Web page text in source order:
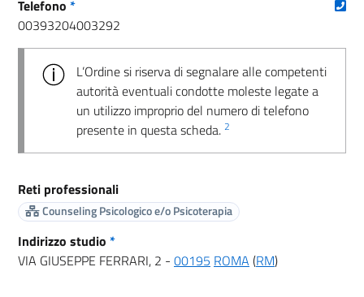
Telefono *
00393204003292
L’Ordine si riserva di segnalare alle competenti
autorità eventuali condotte moleste legate a
un utilizzo improprio del numero di telefono
presente in questa scheda. 2
Reti professionali
Counseling Psicologico e/o Psicoterapia
Indirizzo studio *
VIA GIUSEPPE FERRARI, 2 - 00195 ROMA (RM)